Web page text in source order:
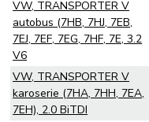
VW, TRANSPORTER V
autobus (7HB, 7HJ, 7EB,
7EJ, 7EF, 7EG, 7HF, 7E, 3.2
V6
VW, TRANSPORTER V
karoserie (7HA, 7HH, 7EA,
7EH), 2.0 BiTDI